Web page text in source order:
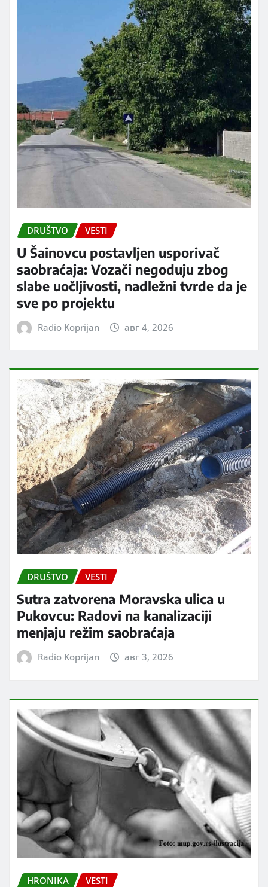
DRUŠTVO VESTI
U Šainovcu postavljen usporivač
saobraćaja: Vozači negoduju zbog
slabe uočljivosti, nadležni tvrde da je
sve po projektu
Radio Koprijan авг 4, 2026
DRUŠTVO VESTI
Sutra zatvorena Moravska ulica u
Pukovcu: Radovi na kanalizaciji
menjaju režim saobraćaja
Radio Koprijan авг 3, 2026
HRONIKA VESTI